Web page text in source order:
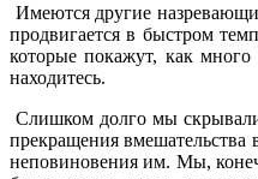
Имеются другие
продвигается в быстром
которые покажут, как
находитесь.
Слишком долго мы
прекращения вмешательства
неповиновения им. Мы,